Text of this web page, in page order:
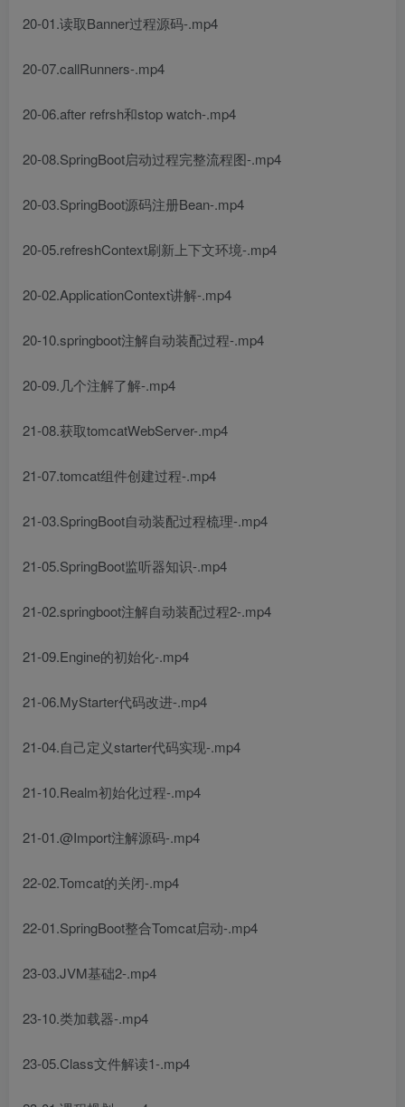
20-01.读取Banner过程源码-.mp4
20-07.callRunners-.mp4
20-06.after refrsh和stop watch-.mp4
20-08.SpringBoot启动过程完整流程图-.mp4
20-03.SpringBoot源码注册Bean-.mp4
20-05.refreshContext刷新上下文环境-.mp4
20-02.ApplicationContext讲解-.mp4
20-10.springboot注解自动装配过程-.mp4
20-09.几个注解了解-.mp4
21-08.获取tomcatWebServer-.mp4
21-07.tomcat组件创建过程-.mp4
21-03.SpringBoot自动装配过程梳理-.mp4
21-05.SpringBoot监听器知识-.mp4
21-02.springboot注解自动装配过程2-.mp4
21-09.Engine的初始化-.mp4
21-06.MyStarter代码改进-.mp4
21-04.自己定义starter代码实现-.mp4
21-10.Realm初始化过程-.mp4
21-01.@Import注解源码-.mp4
22-02.Tomcat的关闭-.mp4
22-01.SpringBoot整合Tomcat启动-.mp4
23-03.JVM基础2-.mp4
23-10.类加载器-.mp4
23-05.Class文件解读1-.mp4